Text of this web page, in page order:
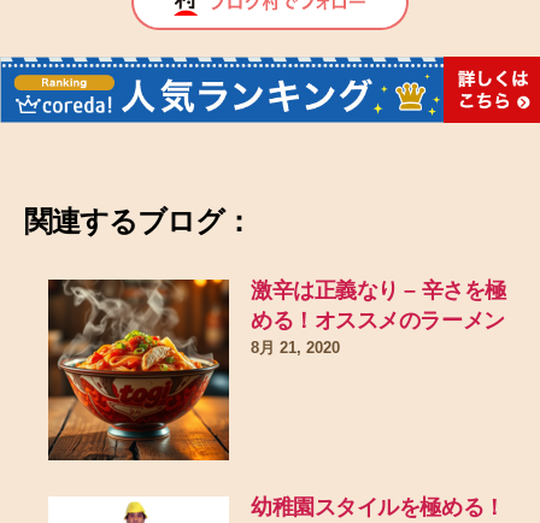
関連するブログ：
激辛は正義なり – 辛さを極
める！オススメのラーメン
8月 21, 2020
幼稚園スタイルを極める！